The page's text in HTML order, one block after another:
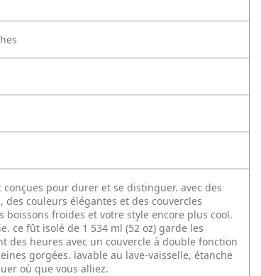
pour durer et se distinguer. avec des
des couleurs élégantes et des couvercles
boissons froides et votre style encore plus cool.
ce fût isolé de 1 534 ml (52 oz) garde les
des heures avec un couvercle à double fonction
gorgées. lavable au lave-vaisselle, étanche
où que vous alliez.